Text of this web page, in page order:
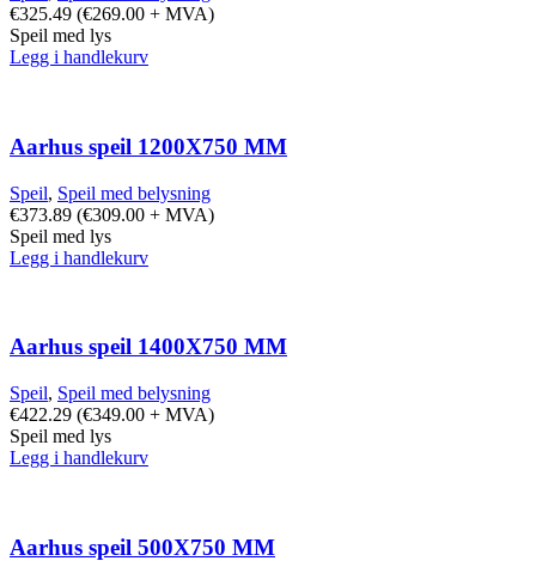
€325.49 (€269.00 + MVA)
Speil med lys
Legg i handlekurv
Aarhus speil 1200X750 MM
Speil, Speil med belysning
€373.89 (€309.00 + MVA)
Speil med lys
Legg i handlekurv
Aarhus speil 1400X750 MM
Speil, Speil med belysning
€422.29 (€349.00 + MVA)
Speil med lys
Legg i handlekurv
Aarhus speil 500X750 MM